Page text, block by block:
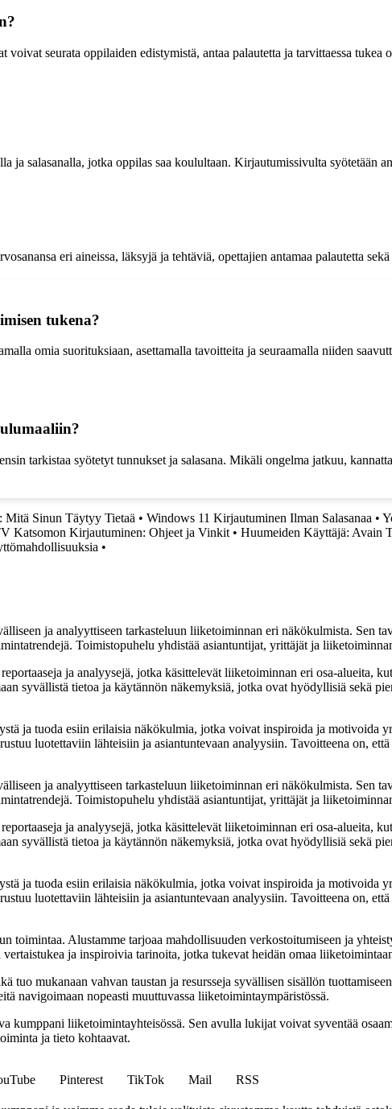
seurata oppilaiden edistymistä, antaa palautetta ja tarvittaessa
ja salasanalla, jotka oppilas saa koulultaan. Kirjautumissivulta syötetään
eri aineissa, läksyjä ja tehtäviä, opettajien antamaa palautetta
tukena?
omia suorituksiaan, asettamalla tavoitteita ja seuraamalla niiden
tarkistaa syötetyt tunnukset ja salasana. Mikäli ongelma jatkuu,
Mitä Sinun Täytyy Tietaä • Windows 11 Kirjautuminen Ilman Salasanaa •
Katsomon Kirjautuminen: Ohjeet ja Vinkit • Huumeiden Käyttäjä: Avain
•
ja analyyttiseen tarkasteluun liiketoiminnan eri näkökulmista. Sen
Toimistopuhelu yhdistää asiantuntijat, yrittäjät ja
ja analyysejä, jotka käsittelevät liiketoiminnan eri osa-alueita,
syvällistä tietoa ja käytännön näkemyksiä, jotka ovat hyödyllisiä sekä
ja tuoda esiin erilaisia näkökulmia, jotka voivat inspiroida ja motivoida
luotettaviin lähteisiin ja asiantuntevaan analyysiin. Tavoitteena on,
ja analyyttiseen tarkasteluun liiketoiminnan eri näkökulmista. Sen
Toimistopuhelu yhdistää asiantuntijat, yrittäjät ja
ja analyysejä, jotka käsittelevät liiketoiminnan eri osa-alueita,
syvällistä tietoa ja käytännön näkemyksiä, jotka ovat hyödyllisiä sekä
ja tuoda esiin erilaisia näkökulmia, jotka voivat inspiroida ja motivoida
luotettaviin lähteisiin ja asiantuntevaan analyysiin. Tavoitteena on,
toimintaa. Alustamme tarjoaa mahdollisuuden verkostoitumiseen ja
ja inspiroivia tarinoita, jotka tukevat heidän omaa
tuo mukanaan vahvan taustan ja resursseja syvällisen sisällön
navigoimaan nopeasti muuttuvassa liiketoimintaympäristössä.
kumppani liiketoimintayhteisössä. Sen avulla lukijat voivat syventää
ja tieto kohtaavat.
Pinterest TikTok Mail
RSS